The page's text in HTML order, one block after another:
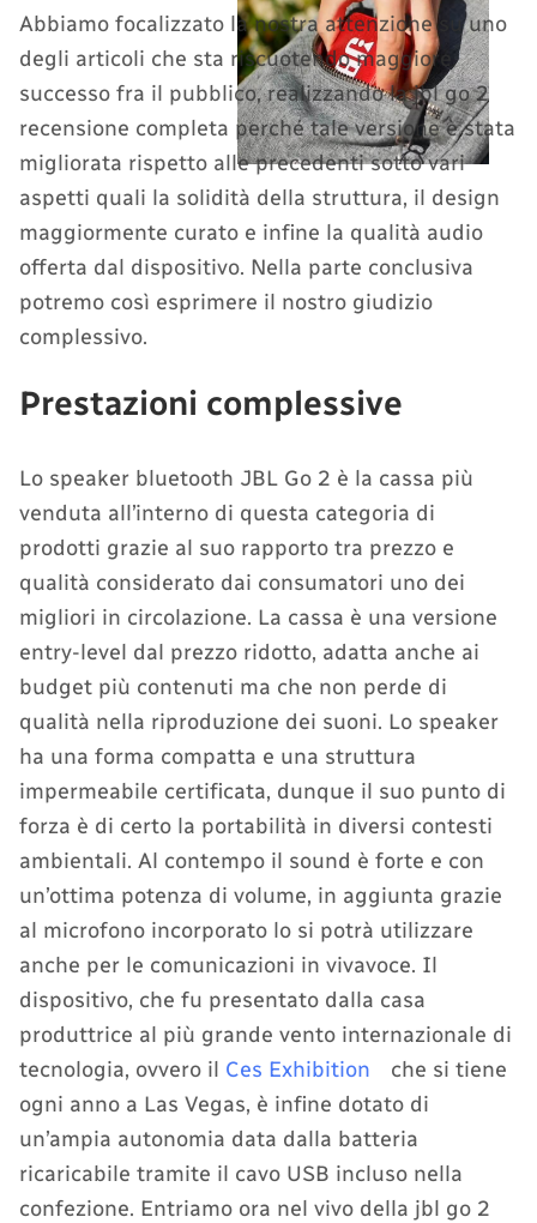
Abbiamo focalizzato la nostra attenzione su uno
degli articoli che sta riscuotendo maggiore
successo fra il pubblico, realizzando la jbl go 2
recensione completa perché tale versione è stata
migliorata rispetto alle precedenti sotto vari
aspetti quali la solidità della struttura, il design
maggiormente curato e infine la qualità audio
offerta dal dispositivo. Nella parte conclusiva
potremo così esprimere il nostro giudizio
complessivo.
Prestazioni complessive
Lo speaker bluetooth JBL Go 2 è la cassa più
venduta all’interno di questa categoria di
prodotti grazie al suo rapporto tra prezzo e
qualità considerato dai consumatori uno dei
migliori in circolazione. La cassa è una versione
entry-level dal prezzo ridotto, adatta anche ai
budget più contenuti ma che non perde di
qualità nella riproduzione dei suoni. Lo speaker
ha una forma compatta e una struttura
impermeabile certificata, dunque il suo punto di
forza è di certo la portabilità in diversi contesti
ambientali. Al contempo il sound è forte e con
un’ottima potenza di volume, in aggiunta grazie
al microfono incorporato lo si potrà utilizzare
anche per le comunicazioni in vivavoce. Il
dispositivo, che fu presentato dalla casa
produttrice al più grande vento internazionale di
tecnologia, ovvero il Ces Exhibition
che si tiene
ogni anno a Las Vegas, è infine dotato di
un’ampia autonomia data dalla batteria
ricaricabile tramite il cavo USB incluso nella
confezione. Entriamo ora nel vivo della jbl go 2